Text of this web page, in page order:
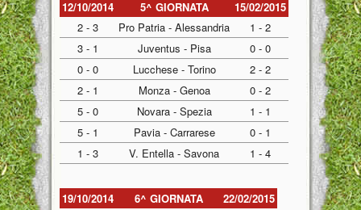
12/10/2014 5^ GIORNATA
15/02/2015
2 - 3
Pro Patria - Alessandria
1 - 2
3 - 1
Juventus - Pisa
0 - 0
0 - 0
Lucchese - Torino
2 - 2
2 - 1
Monza - Genoa
0 - 2
5 - 0
Novara - Spezia
1 - 1
5 - 1
Pavia - Carrarese
0 - 1
1 - 3
V. Entella - Savona 1 - 4
19/10/2014 6^ GIORNATA
22/02/2015